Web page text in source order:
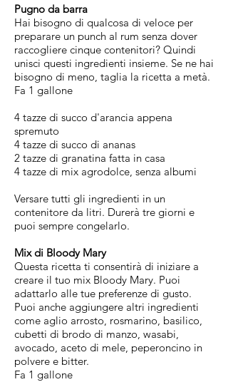
Pugno da barra
Hai bisogno di qualcosa di veloce per
preparare un punch al rum senza dover
raccogliere cinque contenitori? Quindi
unisci questi ingredienti insieme. Se ne hai
bisogno di meno, taglia la ricetta a metà.
Fa 1 gallone
4 tazze di succo d'arancia appena
spremuto
4 tazze di succo di ananas
2 tazze di granatina fatta in casa
4 tazze di mix agrodolce, senza albumi
Versare tutti gli ingredienti in un
contenitore da litri. Durerà tre giorni e
puoi sempre congelarlo.
Mix di Bloody Mary
Questa ricetta ti consentirà di iniziare a
creare il tuo mix Bloody Mary. Puoi
adattarlo alle tue preferenze di gusto.
Puoi anche aggiungere altri ingredienti
come aglio arrosto, rosmarino, basilico,
cubetti di brodo di manzo, wasabi,
avocado, aceto di mele, peperoncino in
polvere e bitter.
Fa 1 gallone